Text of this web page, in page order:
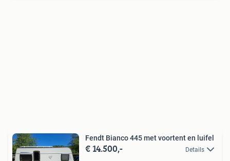
Fendt Bianco 445 met voortent en luifel
€ 14.500,- Details